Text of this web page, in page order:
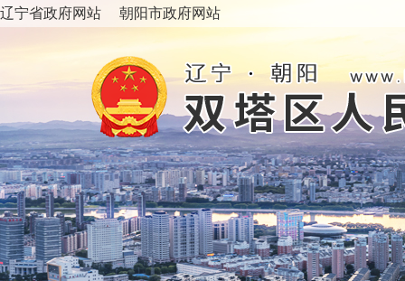
辽宁省政府网站 朝阳市政府网站